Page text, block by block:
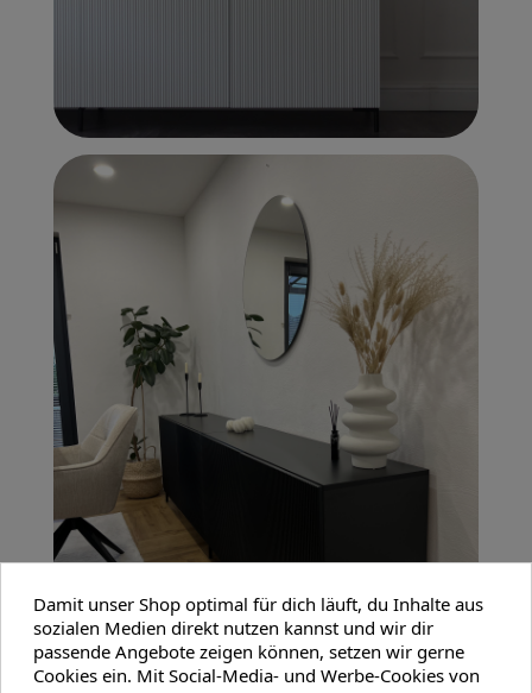
Damit unser Shop optimal für dich läuft, du Inhalte aus
sozialen Medien direkt nutzen kannst und wir dir
passende Angebote zeigen können, setzen wir gerne
Cookies ein. Mit Social-Media- und Werbe-Cookies von